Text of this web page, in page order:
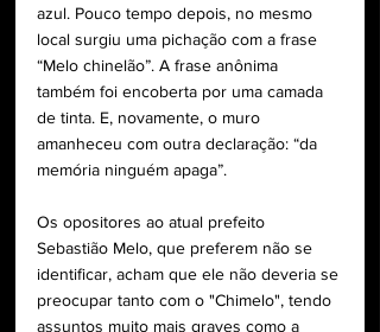
azul. Pouco tempo depois, no mesmo
local surgiu uma pichação com a frase
“Melo chinelão”. A frase anônima
também foi encoberta por uma camada
de tinta. E, novamente, o muro
amanheceu com outra declaração: “da
memória ninguém apaga”.
Os opositores ao atual prefeito
Sebastião Melo, que preferem não se
identificar, acham que ele não deveria se
preocupar tanto com o "Chimelo", tendo
assuntos muito mais graves como a